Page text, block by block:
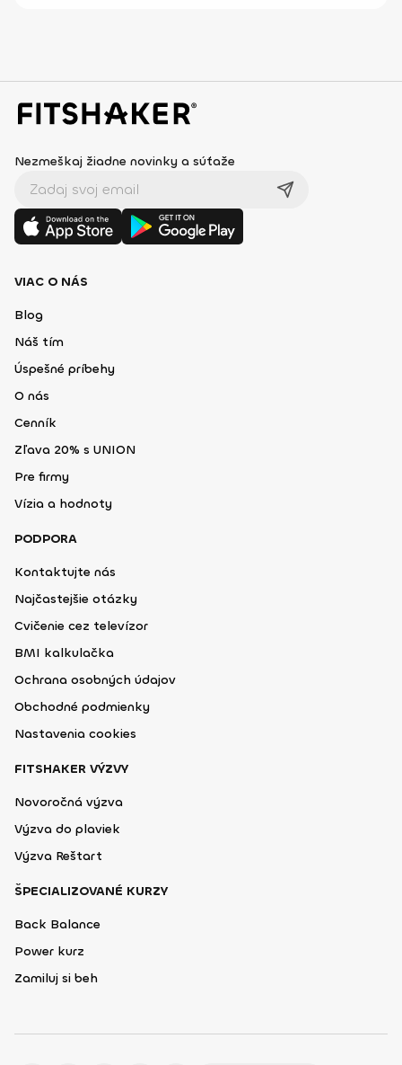
Nezmeškaj žiadne novinky a súťaže
VIAC O NÁS
Blog
Náš tím
Úspešné príbehy
O nás
Cenník
Zľava 20% s UNION
Pre firmy
Vízia a hodnoty
PODPORA
Kontaktujte nás
Najčastejšie otázky
Cvičenie cez televízor
BMI kalkulačka
Ochrana osobných údajov
Obchodné podmienky
Nastavenia cookies
FITSHAKER VÝZVY
Novoročná výzva
Výzva do plaviek
Výzva Reštart
ŠPECIALIZOVANÉ KURZY
Back Balance
Power kurz
Zamiluj si beh